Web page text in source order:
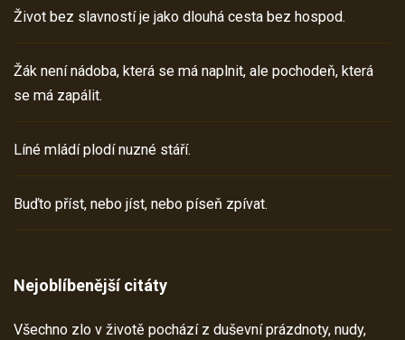
Život bez slavností je jako dlouhá cesta bez hospod.
Žák není nádoba, která se má naplnit, ale pochodeň, která
se má zapálit.
Líné mládí plodí nuzné stáří.
Buďto příst, nebo jíst, nebo píseň zpívat.
Nejoblíbenější citáty
Všechno zlo v životě pochází z duševní prázdnoty, nudy,